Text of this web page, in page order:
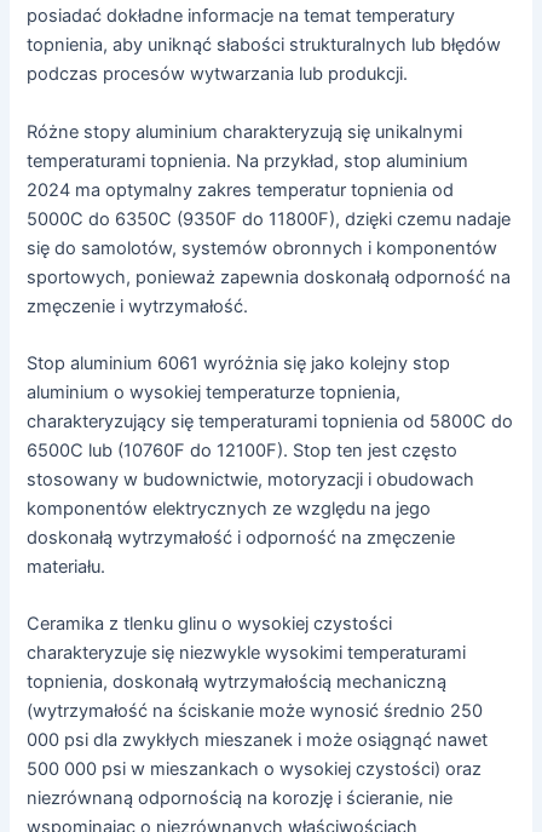
posiadać dokładne informacje na temat temperatury
topnienia, aby uniknąć słabości strukturalnych lub błędów
podczas procesów wytwarzania lub produkcji.
Różne stopy aluminium charakteryzują się unikalnymi
temperaturami topnienia. Na przykład, stop aluminium
2024 ma optymalny zakres temperatur topnienia od
5000C do 6350C (9350F do 11800F), dzięki czemu nadaje
się do samolotów, systemów obronnych i komponentów
sportowych, ponieważ zapewnia doskonałą odporność na
zmęczenie i wytrzymałość.
Stop aluminium 6061 wyróżnia się jako kolejny stop
aluminium o wysokiej temperaturze topnienia,
charakteryzujący się temperaturami topnienia od 5800C do
6500C lub (10760F do 12100F). Stop ten jest często
stosowany w budownictwie, motoryzacji i obudowach
komponentów elektrycznych ze względu na jego
doskonałą wytrzymałość i odporność na zmęczenie
materiału.
Ceramika z tlenku glinu o wysokiej czystości
charakteryzuje się niezwykle wysokimi temperaturami
topnienia, doskonałą wytrzymałością mechaniczną
(wytrzymałość na ściskanie może wynosić średnio 250
000 psi dla zwykłych mieszanek i może osiągnąć nawet
500 000 psi w mieszankach o wysokiej czystości) oraz
niezrównaną odpornością na korozję i ścieranie, nie